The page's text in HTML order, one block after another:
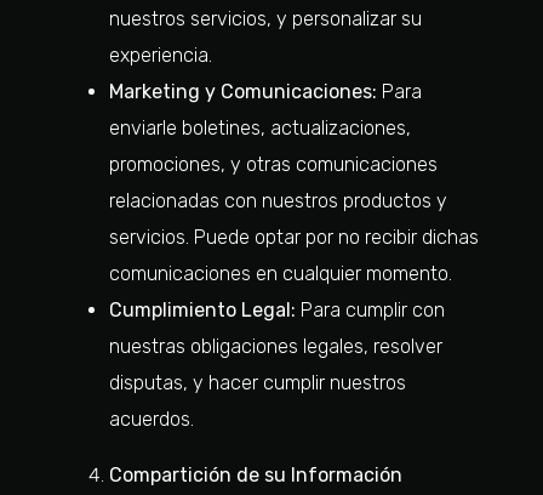
nuestros servicios, y personalizar su
experiencia.
Marketing y Comunicaciones: Para
enviarle boletines, actualizaciones,
promociones, y otras comunicaciones
relacionadas con nuestros productos y
servicios. Puede optar por no recibir dichas
comunicaciones en cualquier momento.
Cumplimiento Legal: Para cumplir con
nuestras obligaciones legales, resolver
disputas, y hacer cumplir nuestros
acuerdos.
Compartición de su Información